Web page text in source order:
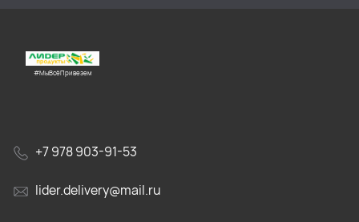
#МыВсёПривезем
+7 978 903-91-53
lider.delivery@mail.ru